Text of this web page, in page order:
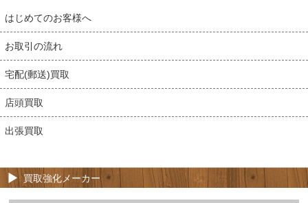
はじめてのお客様へ
お取引の流れ
宅配(郵送)買取
店頭買取
出張買取
買取強化メーカー